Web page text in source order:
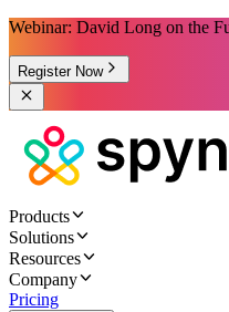
Webinar: David Long on the
Register Now
Products
Solutions
Resources
Company
Pricing